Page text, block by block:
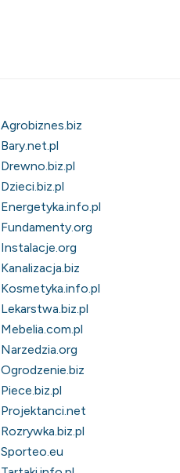
Agrobiznes.biz
Bary.net.pl
Drewno.biz.pl
Dzieci.biz.pl
Energetyka.info.pl
Fundamenty.org
Instalacje.org
Kanalizacja.biz
Kosmetyka.info.pl
Lekarstwa.biz.pl
Mebelia.com.pl
Narzedzia.org
Ogrodzenie.biz
Piece.biz.pl
Projektanci.net
Rozrywka.biz.pl
Sporteo.eu